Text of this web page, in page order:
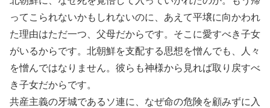
ってこられないかもしれないのに、あえて平壌に向かわれ
た理由はただ一つ、父母だからです。そこに愛すべき子女
がいるからです。北朝鮮を支配する思想を憎んでも、人々
を憎んではなりません。彼らも神様から見れば取り戻すべ
き子女だからです。
共産主義の牙城であるソ連に、なぜ命の危険を顧みずに入